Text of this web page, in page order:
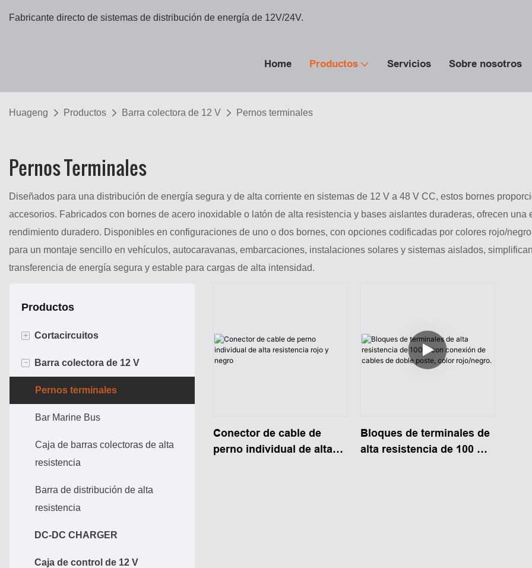
Fabricante directo de sistemas de distribución de energía de 12V/24V.
Home Productos Servicios Sobre nosotros
Huageng Productos Barra colectora de 12 V Pernos terminales
Pernos Terminales
Diseñados para una distribución de energía segura y de alta corriente en sistemas de 12 V a 48 V CC, estos bornes
accesorios. Fabricados con bornes de acero inoxidable o latón de alta resistencia y bases aislantes duraderas, ofrecen
rendimiento duradero. Disponibles en configuraciones de uno o dos bornes, con opciones codificadas por colores rojo/
para un montaje sencillo en vehículos, autocaravanas, embarcaciones, instalaciones solares y sistemas aislados,
transferencia de energía segura y estable para cargas de alta intensidad.
Productos
+ Cortacircuitos
Disyuntor de alta intensidad
ATO ATC BREAKER
- Barra colectora de 12 V
Pernos terminales
Bar Marine Bus
Caja de barras colectoras de alta
resistencia
Barra de distribución de alta
resistencia
DC-DC CHARGER
Caja de control de 12 V
Conector de cable de
perno individual de alta
Bloques de terminales de
alta resistencia de 100 A